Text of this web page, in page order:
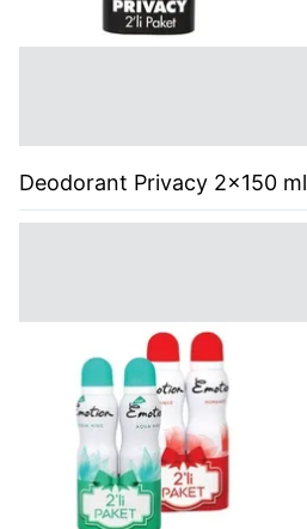
Deodorant Privacy 2x150 ml